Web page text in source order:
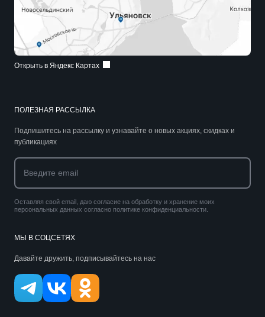
ПОЛЕЗНАЯ РАССЫЛКА
Подпишитесь на рассылку и узнавайте о новых акциях, скидках и
публикациях
Оставляя свой email, даю согласие на обработку и хранение моих
персональных данных согласно политике конфиденциальности.
МЫ В СОЦСЕТЯХ
Давайте дружить, подписывайтесь на нас
Открыть в Яндекс Картах